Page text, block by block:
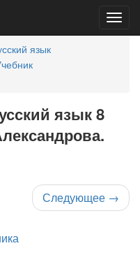
язык
язык 8
Следующее →